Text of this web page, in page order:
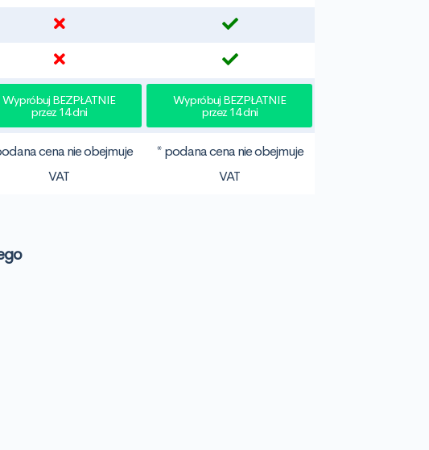
Wypróbuj BEZPŁATNIE
przez 14 dni
Wypróbuj BEZPŁATNIE
przez 14 dni
cena nie obejmuje
VAT
* podana cena nie obejmuje
VAT